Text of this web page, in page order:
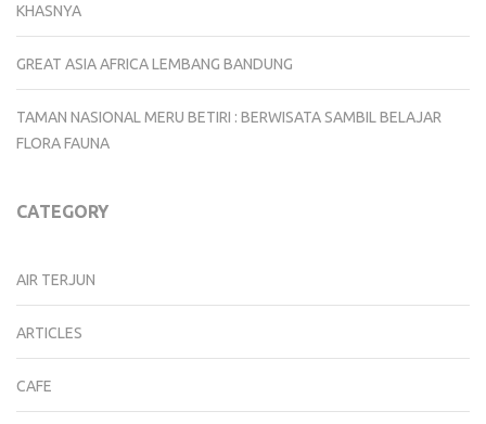
KHASNYA
GREAT ASIA AFRICA LEMBANG BANDUNG
TAMAN NASIONAL MERU BETIRI : BERWISATA SAMBIL BELAJAR
FLORA FAUNA
CATEGORY
AIR TERJUN
ARTICLES
CAFE